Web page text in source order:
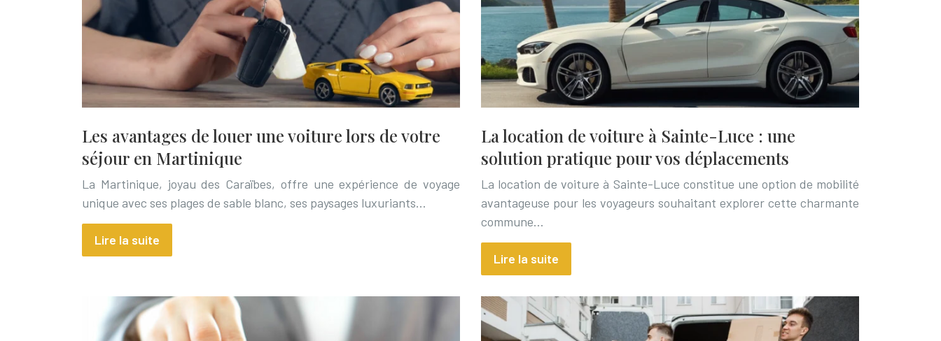
Les avantages de louer une voiture lors de votre
séjour en Martinique
La Martinique, joyau des Caraïbes, offre une expérience de voyage
unique avec ses plages de sable blanc, ses paysages luxuriants…
Lire la suite
La location de voiture à Sainte-Luce : une
solution pratique pour vos déplacements
La location de voiture à Sainte-Luce constitue une option de mobilité
avantageuse pour les voyageurs souhaitant explorer cette charmante
commune…
Lire la suite